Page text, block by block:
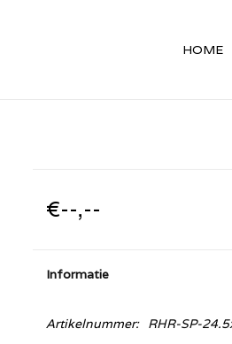
HOME
€--,--
Informatie
Artikelnummer: RHR-SP-